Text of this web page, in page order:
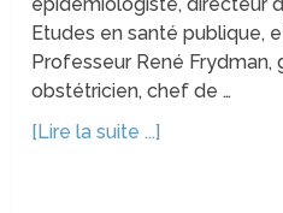
Etudes en santé publique,
Professeur René Frydman,
obstétricien, chef de …
[Lire la suite ...]